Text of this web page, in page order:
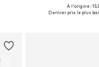
Tailles disponibles:
À l'origine :
Dernier prix le plus